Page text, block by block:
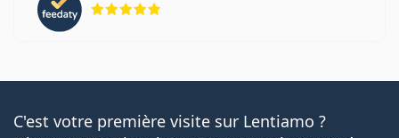
C'est votre première visite sur Lentiamo ?